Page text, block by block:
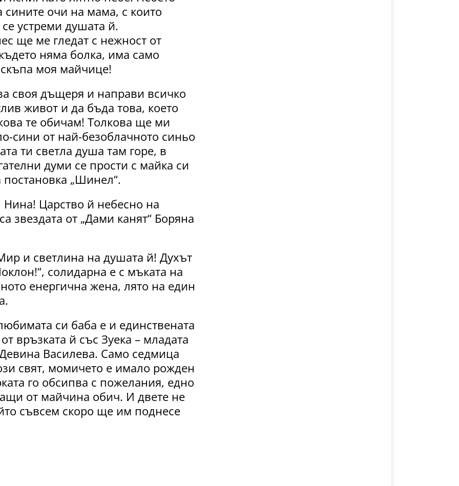
сините очи на мама, с които
устреми душата й.
ще ме гледат с нежност от
няма болка, има само
моя майчице!
своя дъщеря и направи всичко
живот и да бъда това, което
те обичам! Толкова ще ми
сини от най-безоблачното синьо
ти светла душа там горе, в
думи се прости с майка си
постановка „Шинел“.
Царство й небесно на
звездата от „Дами канят“ Боряна
и светлина на душата й! Духът
солидарна е с мъката на
енергична жена, лято на един
си баба е и единствената
връзката й със Зуека – младата
Василева. Само седмица
свят, момичето е имало рожден
го обсипва с пожелания, едно
от майчина обич. И двете не
съвсем скоро ще им поднесе